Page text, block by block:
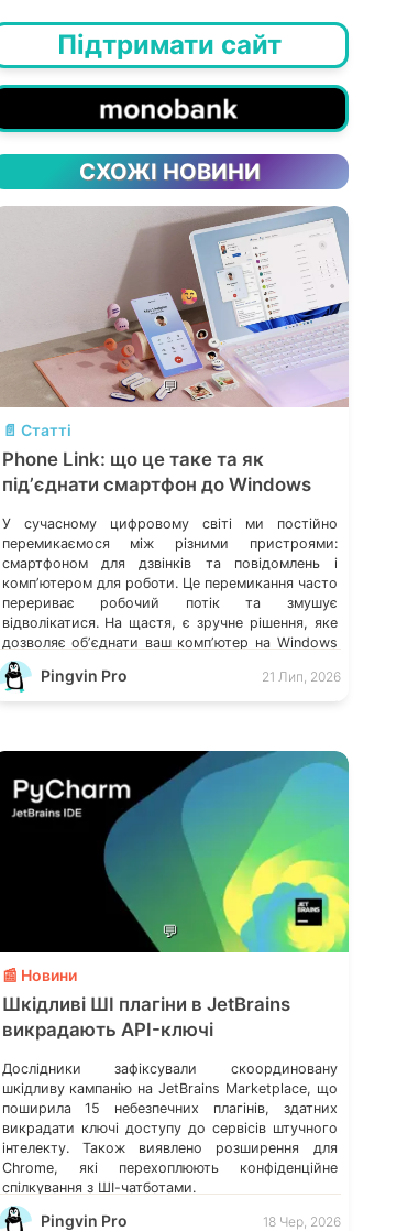
Підтримати сайт
СХОЖІ НОВИНИ
💬
📄 Статті
Phone Link: що це таке та як
підʼєднати смартфон до Windows
У сучасному цифровому світі ми постійно
перемикаємося між різними пристроями:
смартфоном для дзвінків та повідомлень і
компʼютером для роботи. Це перемикання часто
перериває робочий потік та змушує
відволікатися. На щастя, є зручне рішення, яке
дозволяє обʼєднати ваш компʼютер на Windows
із мобільним пристроєм, чи то Android, чи iOS.
Йдеться про застосунок Звʼязок зі смартфоном
Pingvin Pro 21 Лип, 2026
💬
📰 Новини
Шкідливі ШІ плагіни в JetBrains
викрадають API-ключі
Дослідники зафіксували скоординовану
шкідливу кампанію на JetBrains Marketplace, що
поширила 15 небезпечних плагінів, здатних
викрадати ключі доступу до сервісів штучного
інтелекту. Також виявлено розширення для
Chrome, які перехоплюють конфіденційне
спілкування з ШІ-чатботами.
Pingvin Pro 18 Чер, 2026